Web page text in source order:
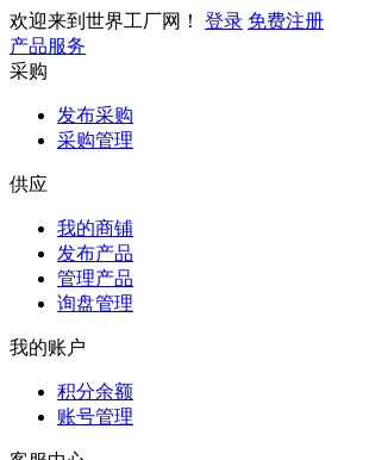
欢迎来到世界工厂网！ 登录 免费注册
产品服务
采购
发布采购
采购管理
供应
我的商铺
发布产品
管理产品
询盘管理
我的账户
积分余额
账号管理